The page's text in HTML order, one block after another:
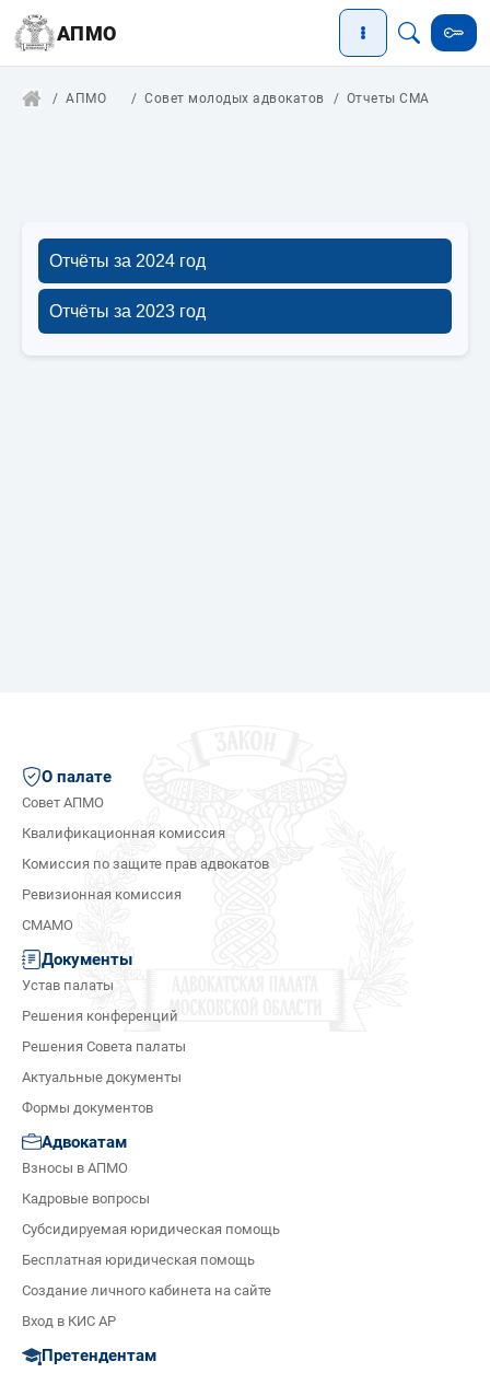
АПМО
АПМО Совет молодых адвокатов Отчеты СМА
Отчёты за 2024 год
Отчёты за 2023 год
О палате
Совет АПМО
Квалификационная комиссия
Комиссия по защите прав адвокатов
Ревизионная комиссия
СМАМО
Документы
Устав палаты
Решения конференций
Решения Совета палаты
Актуальные документы
Формы документов
Адвокатам
Взносы в АПМО
Кадровые вопросы
Субсидируемая юридическая помощь
Бесплатная юридическая помощь
Создание личного кабинета на сайте
Вход в КИС АР
Претендентам